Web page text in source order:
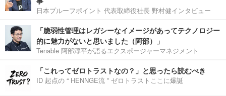
日本プルーフポイント 代表取締役社長 野村健インタビュー
「脆弱性管理はレガシーなイメージがあってテクノロジー
的に魅力がないと思いました（阿部）」
Tenable 阿部淳平が語るエクスポージャーマネジメント
「これってゼロトラストなの？」と思ったら読むべき
ID 起点の “ HENNGE流 ” ゼロトラストここに爆誕